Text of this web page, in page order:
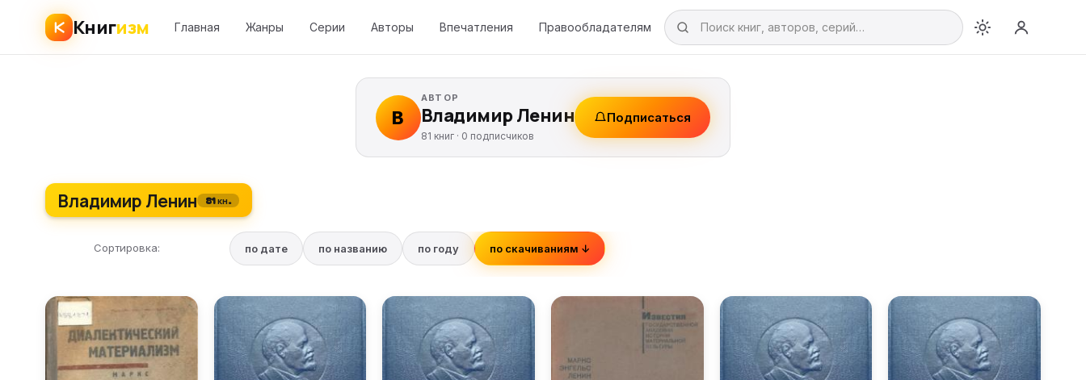
Книгизм Главная Жанры Серии Авторы Впечатления Правообладателям
В
АВТОР
Владимир Ленин
81 книг · 0 подписчиков
Подписаться
Владимир Ленин 81 кн.
Сортировка: по дате по названию по году по скачиваниям ↓